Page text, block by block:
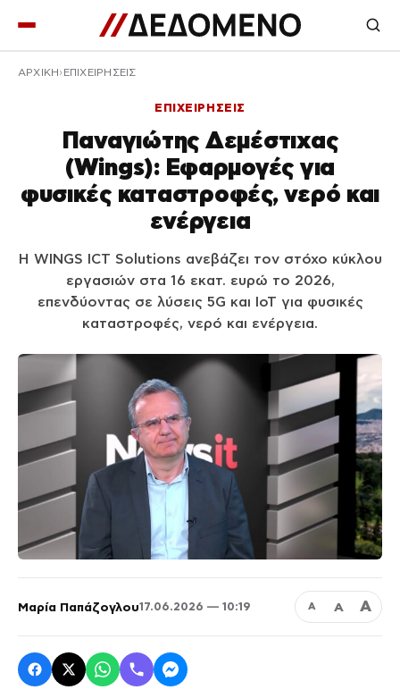
ΑΡΧΙΚΉ ΕΠΙΧΕΙΡΗΣΕΙΣ
ΕΠΙΧΕΙΡΗΣΕΙΣ
Παναγιώτης Δεμέστιχας
(Wings): Εφαρμογές για
φυσικές καταστροφές, νερό και
ενέργεια
Η WINGS ICT Solutions ανεβάζει τον στόχο κύκλου
εργασιών στα 16 εκατ. ευρώ το 2026,
επενδύοντας σε λύσεις 5G και IoT για φυσικές
καταστροφές, νερό και ενέργεια.
Μαρία Παπάζογλου17.06.2026 — 10:19 Α Α Α